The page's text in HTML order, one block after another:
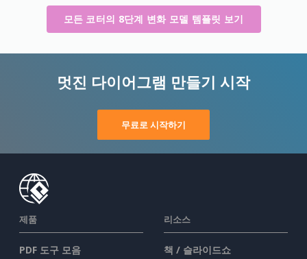
모든 코터의 8단계 변화 모델 템플릿 보기
멋진 다이어그램 만들기 시작
무료로 시작하기
제품
PDF 도구 모음
리소스
책 / 슬라이드쇼